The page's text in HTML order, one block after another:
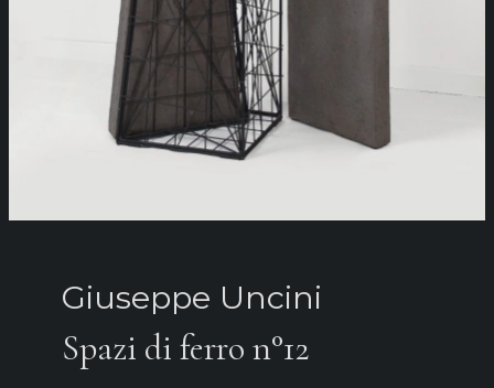
Giuseppe Uncini
Spazi di ferro n°12